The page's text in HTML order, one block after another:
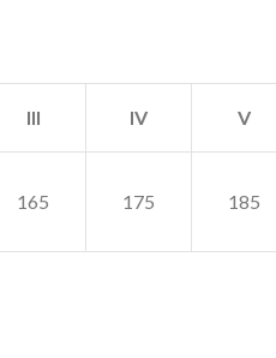
III IV V
165 175 185